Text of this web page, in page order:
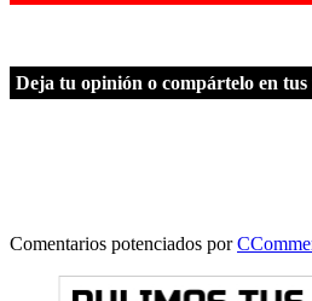
Deja tu opinión o compártelo en tus
Comentarios potenciados por